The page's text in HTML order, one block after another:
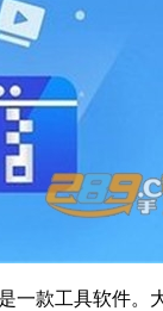
一款工具软件